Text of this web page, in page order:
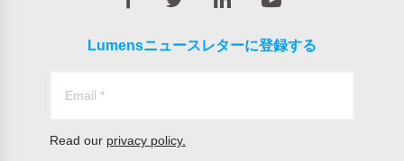
Lumensニュースレターに登録する
Read our privacy policy.